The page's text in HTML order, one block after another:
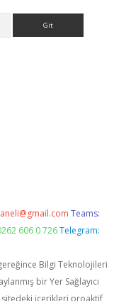
Teams:
606 0 726 Telegram:
Bilgi Teknolojileri
bir Yer Sağlayıcı
içerikleri proaktif